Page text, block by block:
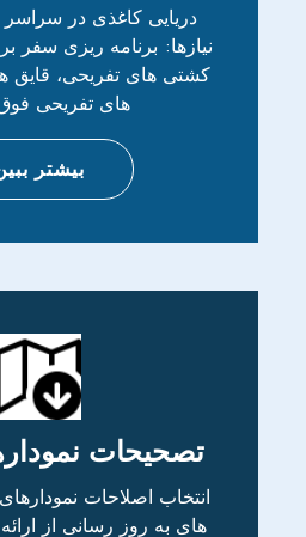
دریایی کاغذی در
نیازها: برنامه ریزی سفر
کشتی های تفریحی، قایق
های تفریحی فوق
بیشتر
تصحیحات
انتخاب اصلاحات
های به روز رسانی از